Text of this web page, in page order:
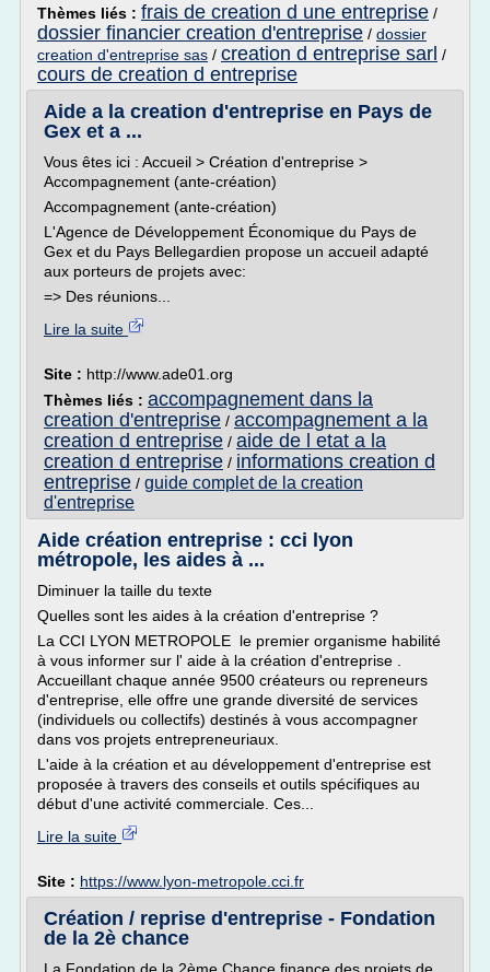
Thèmes liés : frais de creation d une entreprise /
dossier financier creation d'entreprise / dossier
creation d'entreprise sas / creation d entreprise sarl /
cours de creation d entreprise
Aide a la creation d'entreprise en Pays de
Gex et a ...
Vous êtes ici : Accueil > Création d'entreprise >
Accompagnement (ante-création)
Accompagnement (ante-création)
L'Agence de Développement Économique du Pays de
Gex et du Pays Bellegardien propose un accueil adapté
aux porteurs de projets avec:
=> Des réunions...
Lire la suite
Site : http://www.ade01.org
Thèmes liés : accompagnement dans la
creation d'entreprise / accompagnement a la
creation d entreprise / aide de l etat a la
creation d entreprise / informations creation d
entreprise / guide complet de la creation
d'entreprise
Aide création entreprise : cci lyon
métropole, les aides à ...
Diminuer la taille du texte
Quelles sont les aides à la création d'entreprise ?
La CCI LYON METROPOLE le premier organisme habilité
à vous informer sur l' aide à la création d'entreprise .
Accueillant chaque année 9500 créateurs ou repreneurs
d'entreprise, elle offre une grande diversité de services
(individuels ou collectifs) destinés à vous accompagner
dans vos projets entrepreneuriaux.
L'aide à la création et au développement d'entreprise est
proposée à travers des conseils et outils spécifiques au
début d'une activité commerciale. Ces...
Lire la suite
Site : https://www.lyon-metropole.cci.fr
Création / reprise d'entreprise - Fondation
de la 2è chance